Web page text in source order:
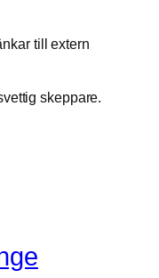
till extern
skeppare.